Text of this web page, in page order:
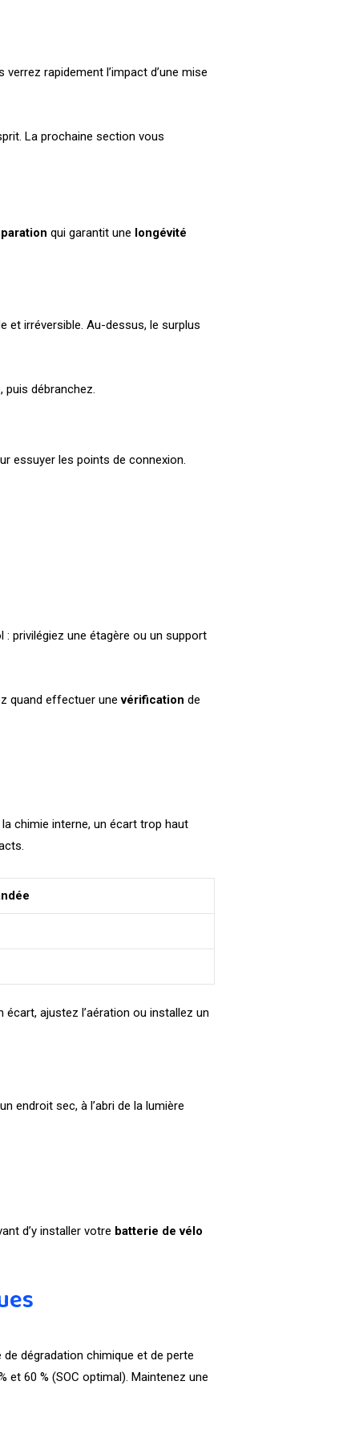
rapidement l’impact d’une mise
La prochaine section vous
qui garantit une longévité
et irréversible. Au-dessus, le surplus
puis débranchez.
essuyer les points de connexion.
: privilégiez une étagère ou un support
quand effectuer unevérification de
chimie interne, un écart trop haut
ajustez l’aération ou installez un
endroit sec, à l’abri de la lumière
d’y installer votre batterie de vélo
dégradation chimique et de perte
et 60 % (SOC optimal). Maintenez une